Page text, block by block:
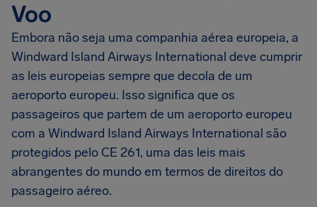
Voo
Embora não seja uma companhia aérea europeia, a
Windward Island Airways International deve cumprir
as leis europeias sempre que decola de um
aeroporto europeu. Isso significa que os
passageiros que partem de um aeroporto europeu
com a Windward Island Airways International são
protegidos pelo CE 261, uma das leis mais
abrangentes do mundo em termos de direitos do
passageiro aéreo.